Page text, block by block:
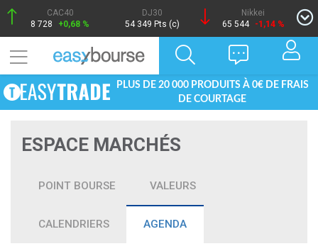
CAC40
8 728
+0,68 %
DJ30
54 349 Pts (c)
Nikkei
65 544 -1,14 %
PLUS DE 20 000 PRODUITS À 0€ DE FRAIS
DE COURTAGE
ESPACE MARCHÉS
POINT BOURSE VALEURS
CALENDRIERS AGENDA